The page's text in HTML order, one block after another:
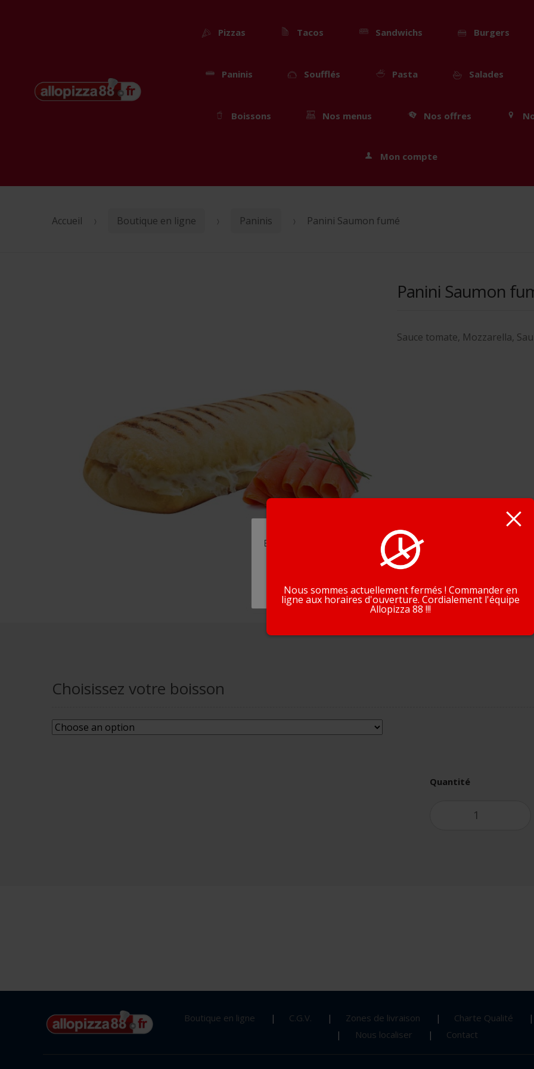
Passer
Aller
Pizzas Tacos Sandwichs Burgers
Paninis Soufflés Pasta Salades
Boissons Nos menus Nos offres
Mon compte
Accueil Boutique en ligne Paninis Panini Saumon fumé
Panini Saumon
Sauce tomate, Mozzarella,
Choisissez votre boisson
Quantité
Boutique en ligne C.G.V. Zones de livraison Charte Qualité
Nous localiser
Contact
En poursuivant la navigation, vous acceptez que nous utilisions
cookies pour tracer votre navigation et vos préférences.
Nous sommes actuellement fermés ! Commander en
ligne aux horaires d'ouverture. Cordialement l'équipe
Allopizza 88 !!!